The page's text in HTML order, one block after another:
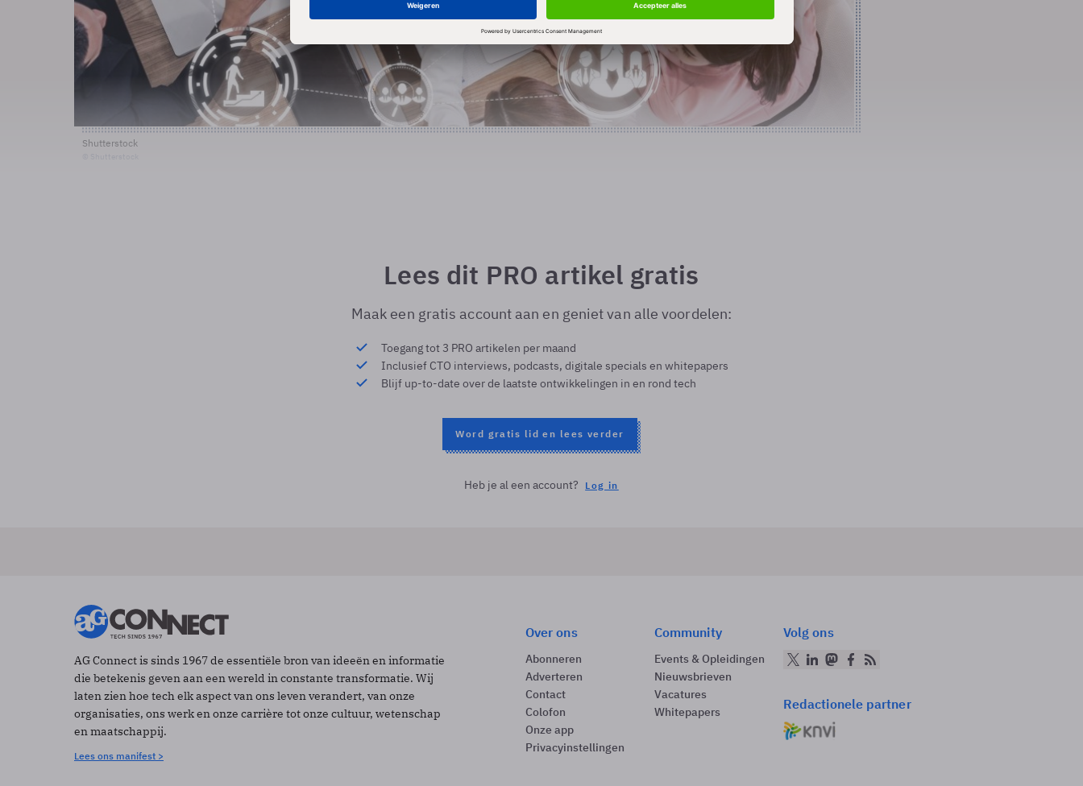
Shutterstock
Lees dit PRO artikel gratis
Maak een gratis account aan en geniet van alle voordelen:
Toegang tot 3 PRO artikelen per maand
Inclusief CTO interviews, podcasts, digitale specials en whitepapers
Blijf up-to-date over de laatste ontwikkelingen in en rond tech
Word gratis lid en lees verder
Heb je al een account? Log in
AG Connect is sinds 1967 de essentiële bron van ideeën en informatie
die betekenis geven aan een wereld in constante transformatie. Wij
laten zien hoe tech elk aspect van ons leven verandert, van onze
organisaties, ons werk en onze carrière tot onze cultuur, wetenschap
en maatschappij.
Lees ons manifest >
Over ons
Abonneren
Adverteren
Contact
Colofon
Onze app
Privacyinstellingen
Community
Events & Opleidingen
Nieuwsbrieven
Vacatures
Whitepapers
Volg ons
Redactionele partner